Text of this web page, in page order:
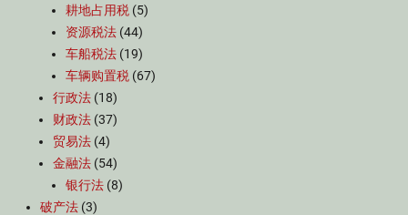
耕地占用税 (5)
资源税法 (44)
车船税法 (19)
车辆购置税 (67)
行政法 (18)
财政法 (37)
贸易法 (4)
金融法 (54)
银行法 (8)
破产法 (3)